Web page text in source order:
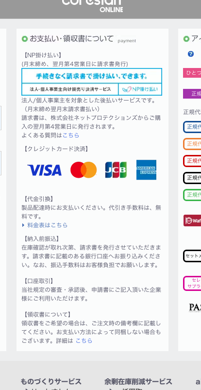
【NP掛け払い】
(月末締め、翌月第4営業日に請求書発行)
法人/個人事業主を対象とした後払いサービスです。
（月末締め翌月末請求書払い）
請求書は、株式会社ネットプロテクションズからご購
入の翌月第4営業日に発行されます。
よくある質問は こちら
【クレジットカード決済】
【代金引換】
製品配達時にお支払いください。代引き手数料は、無
料です。
料金表はこちら
【納入前振込】
在庫確認が取れ次第、請求書を発行させていただきま
す。請求書に記載のある銀行口座へお振り込みくださ
い。なお、振込手数料はお客様負担でお願いします。
【口座取引】
当社規定の審査・承認後、申請書にご記入頂いた企業
様にご利用いただけます。
【領収書について】
領収書をご希望の場合は、ご注文時の備考欄に記載し
てください。お支払い方法によって同梱しない場合も
ございます。詳細は こちら
ひと
正
正規
正規
正規
正規
正規
正規
セット
セ
サプ
ものづくりサービス
余剰在庫削減サービス